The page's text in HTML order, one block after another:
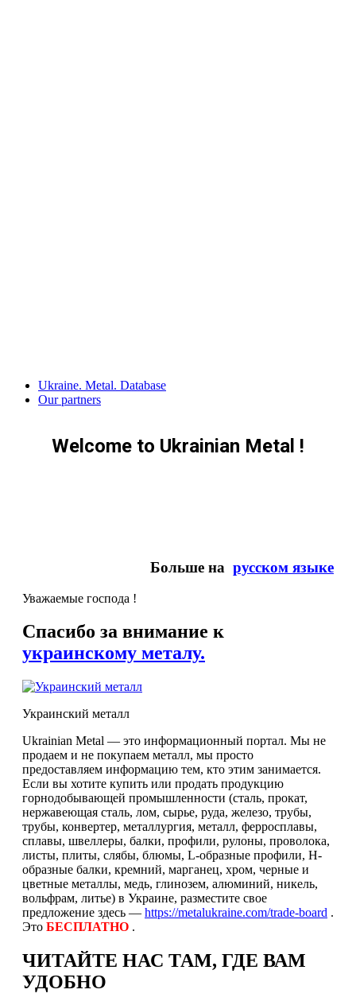
content
Ukraine. Metal. Database
Our partners
Welcome to Ukrainian Metal !
Больше на русском языке
Уважаемые господа !
Спасибо за внимание к
украинскому металу.
Украинский металл
Ukrainian Metal — это информационный портал. Мы не
продаем и не покупаем металл, мы просто
предоставляем информацию тем, кто этим занимается.
Если вы хотите купить или продать продукцию
горнодобывающей промышленности (сталь, прокат,
нержавеющая сталь, лом, сырье, руда, железо, трубы,
трубы, конвертер, металлургия, металл, ферросплавы,
сплавы, швеллеры, балки, профили, рулоны, проволока,
листы, плиты, слябы, блюмы, L-образные профили, H-
образные балки, кремний, марганец, хром, черные и
цветные металлы, медь, глинозем, алюминий, никель,
вольфрам, литье) в Украине, разместите свое
предложение здесь — https://metalukraine.com/trade-board .
Это БЕСПЛАТНО .
ЧИТАЙТЕ НАС ТАМ, ГДЕ ВАМ
УДОБНО